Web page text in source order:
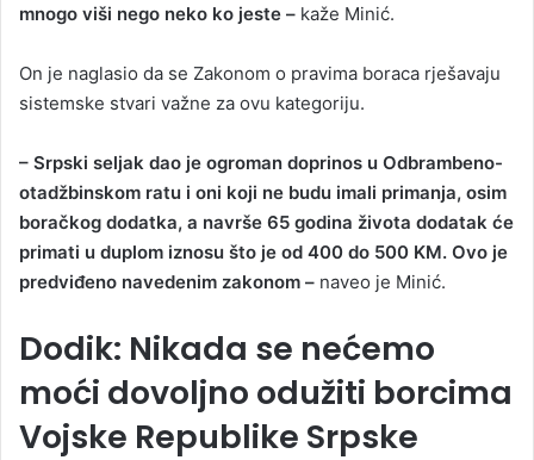
mnogo viši nego neko ko jeste – kaže Minić.
On je naglasio da se Zakonom o pravima boraca rješavaju
sistemske stvari važne za ovu kategoriju.
– Srpski seljak dao je ogroman doprinos u Odbrambeno-
otadžbinskom ratu i oni koji ne budu imali primanja, osim
boračkog dodatka, a navrše 65 godina života dodatak će
primati u duplom iznosu što je od 400 do 500 KM. Ovo je
predviđeno navedenim zakonom – naveo je Minić.
Dodik: Nikada se nećemo
moći dovoljno odužiti borcima
Vojske Republike Srpske